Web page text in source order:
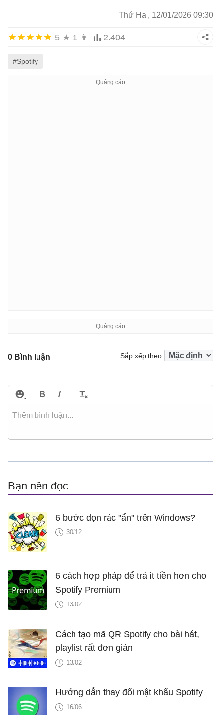
Thứ Hai, 12/01/2026 09:30
5 ★ 1 👨 2.404
#Spotify
0 Bình luận Sắp xếp theo
Bạn nên đọc
6 bước dọn rác "ẩn" trên Windows?
30/12
6 cách hợp pháp để trả ít tiền hơn cho
Spotify Premium
13/02
Cách tạo mã QR Spotify cho bài hát,
playlist rất đơn giản
13/02
Hướng dẫn thay đổi mật khẩu Spotify
16/06